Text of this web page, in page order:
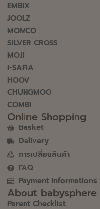
EMBIX
JOOLZ
MOMCO
SILVER CROSS
MOJI
I-SAFIA
HOOV
CHUNGMOO
COMBI
Online Shopping
Basket
Delivery
การเปลี่ยนสินค้า
FAQ
Payment informations
About babysphere
Parent Checklist